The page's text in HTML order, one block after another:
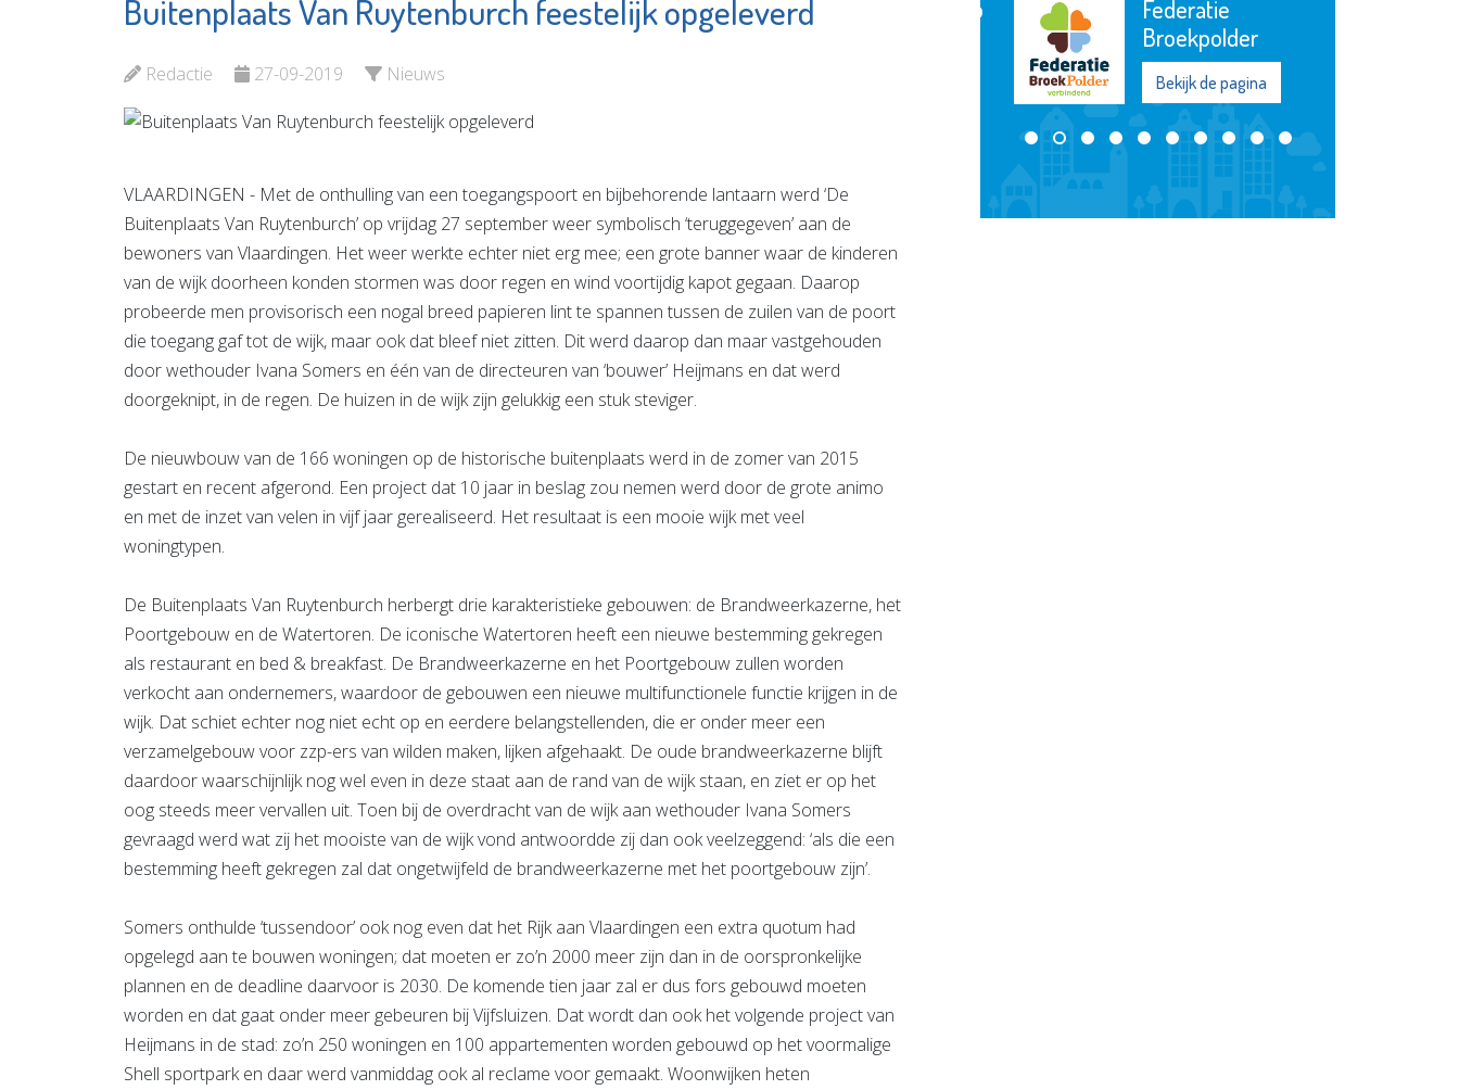
Buitenplaats Van Ruytenburch feestelijk opgeleverd
Redactie 27-09-2019 Nieuws
VLAARDINGEN - Met de onthulling van een toegangspoort en bijbehorende lantaarn werd ‘De
Buitenplaats Van Ruytenburch’ op vrijdag 27 september weer symbolisch ‘teruggegeven’ aan de
bewoners van Vlaardingen. Het weer werkte echter niet erg mee; een grote banner waar de kinderen
van de wijk doorheen konden stormen was door regen en wind voortijdig kapot gegaan. Daarop
probeerde men provisorisch een nogal breed papieren lint te spannen tussen de zuilen van de poort
die toegang gaf tot de wijk, maar ook dat bleef niet zitten. Dit werd daarop dan maar vastgehouden
door wethouder Ivana Somers en één van de directeuren van ‘bouwer’ Heijmans en dat werd
doorgeknipt, in de regen. De huizen in de wijk zijn gelukkig een stuk steviger.
De nieuwbouw van de 166 woningen op de historische buitenplaats werd in de zomer van 2015
gestart en recent afgerond. Een project dat 10 jaar in beslag zou nemen werd door de grote animo
en met de inzet van velen in vijf jaar gerealiseerd. Het resultaat is een mooie wijk met veel
woningtypen.
De Buitenplaats Van Ruytenburch herbergt drie karakteristieke gebouwen: de Brandweerkazerne, het
Poortgebouw en de Watertoren. De iconische Watertoren heeft een nieuwe bestemming gekregen
als restaurant en bed & breakfast. De Brandweerkazerne en het Poortgebouw zullen worden
verkocht aan ondernemers, waardoor de gebouwen een nieuwe multifunctionele functie krijgen in de
wijk. Dat schiet echter nog niet echt op en eerdere belangstellenden, die er onder meer een
verzamelgebouw voor zzp-ers van wilden maken, lijken afgehaakt. De oude brandweerkazerne blijft
daardoor waarschijnlijk nog wel even in deze staat aan de rand van de wijk staan, en ziet er op het
oog steeds meer vervallen uit. Toen bij de overdracht van de wijk aan wethouder Ivana Somers
gevraagd werd wat zij het mooiste van de wijk vond antwoordde zij dan ook veelzeggend: ‘als die een
bestemming heeft gekregen zal dat ongetwijfeld de brandweerkazerne met het poortgebouw zijn’.
Somers onthulde ‘tussendoor’ ook nog even dat het Rijk aan Vlaardingen een extra quotum had
opgelegd aan te bouwen woningen; dat moeten er zo’n 2000 meer zijn dan in de oorspronkelijke
plannen en de deadline daarvoor is 2030. De komende tien jaar zal er dus fors gebouwd moeten
worden en dat gaat onder meer gebeuren bij Vijfsluizen. Dat wordt dan ook het volgende project van
Heijmans in de stad: zo’n 250 woningen en 100 appartementen worden gebouwd op het voormalige
Shell sportpark en daar werd vanmiddag ook al reclame voor gemaakt. Woonwijken heten
Museum
Vlaardingen
Bekijk de pagina
Scholengemeenschap
Spieringshoek
Federatie
Broekpolder
Bekijk de pagina